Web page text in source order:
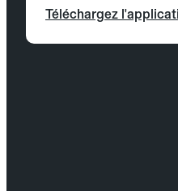
Téléchargez